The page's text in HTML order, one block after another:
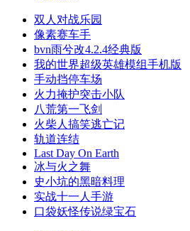
双人对战乐园
像素赛车手
bvn雨兮改4.2.4经典版
我的世界超级英雄模组手机版
手动挡停车场
火力掩护突击小队
八荒第一飞剑
火柴人搞笑逃亡记
轨道连结
Last Day On Earth
冰与火之舞
史小坑的黑暗料理
实战十一人手游
口袋妖怪传说绿宝石